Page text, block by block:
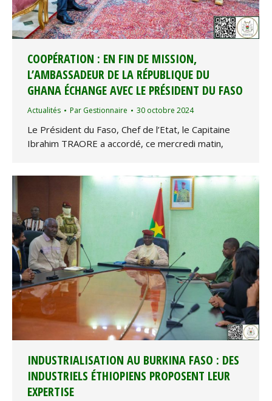
COOPÉRATION : EN FIN DE MISSION,
L’AMBASSADEUR DE LA RÉPUBLIQUE DU
GHANA ÉCHANGE AVEC LE PRÉSIDENT DU FASO
Actualités Par Gestionnaire 30 octobre 2024
Le Président du Faso, Chef de l’Etat, le Capitaine
Ibrahim TRAORE a accordé, ce mercredi matin,
INDUSTRIALISATION AU BURKINA FASO : DES
INDUSTRIELS ÉTHIOPIENS PROPOSENT LEUR
EXPERTISE